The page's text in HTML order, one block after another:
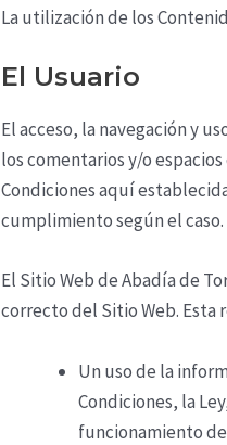
La utilización de los
El Usuario
El acceso, la navegación y
los comentarios y/o
Condiciones aquí
cumplimiento según el
El Sitio Web deAbadía de
correcto del Sitio Web. Esta
Un uso de la
Condiciones, la
funcionamiento